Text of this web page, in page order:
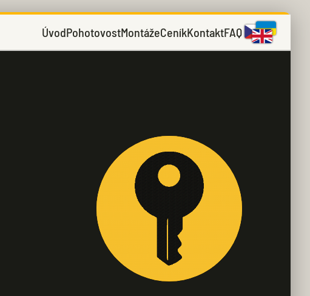
ÚvodPohotovostMontážeCeníkKontaktFAQ